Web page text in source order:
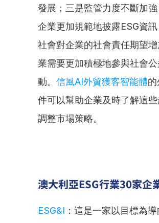
發展；三是監管力度不斷加
企業更加規範地披露ESG資
社會對企業的社會責任期望
業需要更加積極地參與社會
動。 信風AI外貿獲客智能體
件可以幫助企業及時了解這些
調整市場策略。
澳大利亞ESG行業30家企
ESG&I ：這是一家以目標為